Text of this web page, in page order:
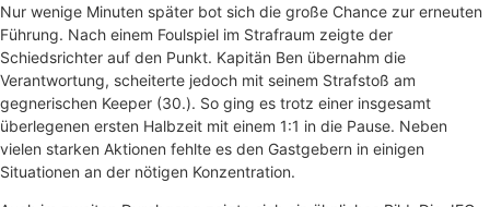
Nur wenige Minuten später bot sich die große Chance zur erneuten
Führung. Nach einem Foulspiel im Strafraum zeigte der
Schiedsrichter auf den Punkt. Kapitän Ben übernahm die
Verantwortung, scheiterte jedoch mit seinem Strafstoß am
gegnerischen Keeper (30.). So ging es trotz einer insgesamt
überlegenen ersten Halbzeit mit einem 1:1 in die Pause. Neben
vielen starken Aktionen fehlte es den Gastgebern in einigen
Situationen an der nötigen Konzentration.